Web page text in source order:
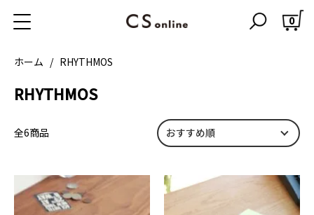
0
ホーム RHYTHMOS
RHYTHMOS
全6商品